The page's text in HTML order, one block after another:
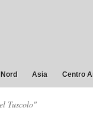
Asia Centro
Tuscolo"